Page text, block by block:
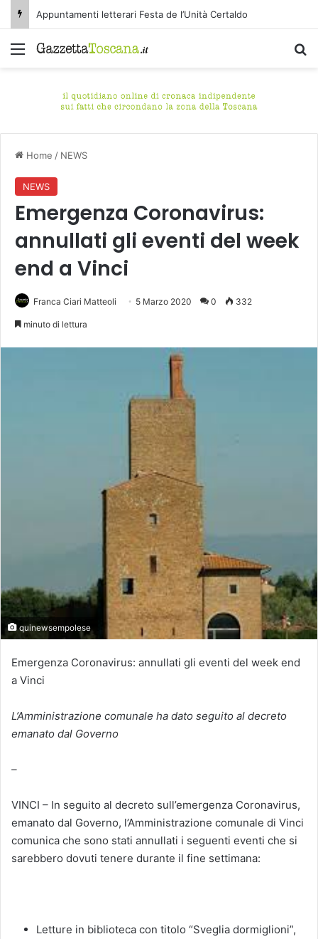
Appuntamenti letterari Festa de l’Unità Certaldo
Menu
Home / NEWS
NEWS
Emergenza Coronavirus:
annullati gli eventi del week
end a Vinci
Franca Ciari Matteoli 5 Marzo 2020 0 332
minuto di lettura
quinewsempolese
Emergenza Coronavirus: annullati gli eventi del week end
a Vinci
L’Amministrazione comunale ha dato seguito al decreto
emanato dal Governo
–
VINCI – In seguito al decreto sull’emergenza Coronavirus,
emanato dal Governo, l’Amministrazione comunale di Vinci
comunica che sono stati annullati i seguenti eventi che si
sarebbero dovuti tenere durante il fine settimana:
Letture in biblioteca con titolo “Sveglia dormiglioni”,